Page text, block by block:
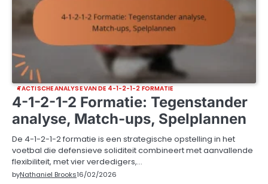
TACTISCHE ANALYSE VAN DE 4-1-2-1-2 FORMATIE
4-1-2-1-2 Formatie: Tegenstander
analyse, Match-ups, Spelplannen
De 4-1-2-1-2 formatie is een strategische opstelling in het
voetbal die defensieve soliditeit combineert met aanvallende
flexibiliteit, met vier verdedigers,…
byNathaniel Brooks16/02/2026